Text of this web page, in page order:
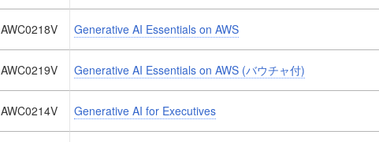
AWC0218V Generative AI Essentials on AWS
AWC0219V Generative AI Essentials on AWS (バウチャ付)
AWC0214V Generative AI for Executives